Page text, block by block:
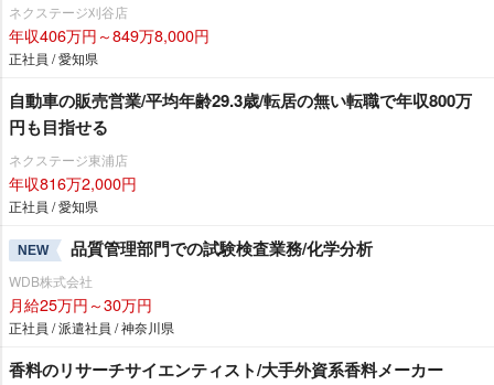
ネクステージ刈谷店
年収406万円～849万8,000円
正社員 / 愛知県
自動車の販売営業/平均年齢29.3歳/転居の無い転職で年収800万
円も目指せる
ネクステージ東浦店
年収816万2,000円
正社員 / 愛知県
NEW 品質管理部門での試験検査業務/化学分析
WDB株式会社
月給25万円～30万円
正社員 / 派遣社員 / 神奈川県
香料のリサーチサイエンティスト/大手外資系香料メーカー